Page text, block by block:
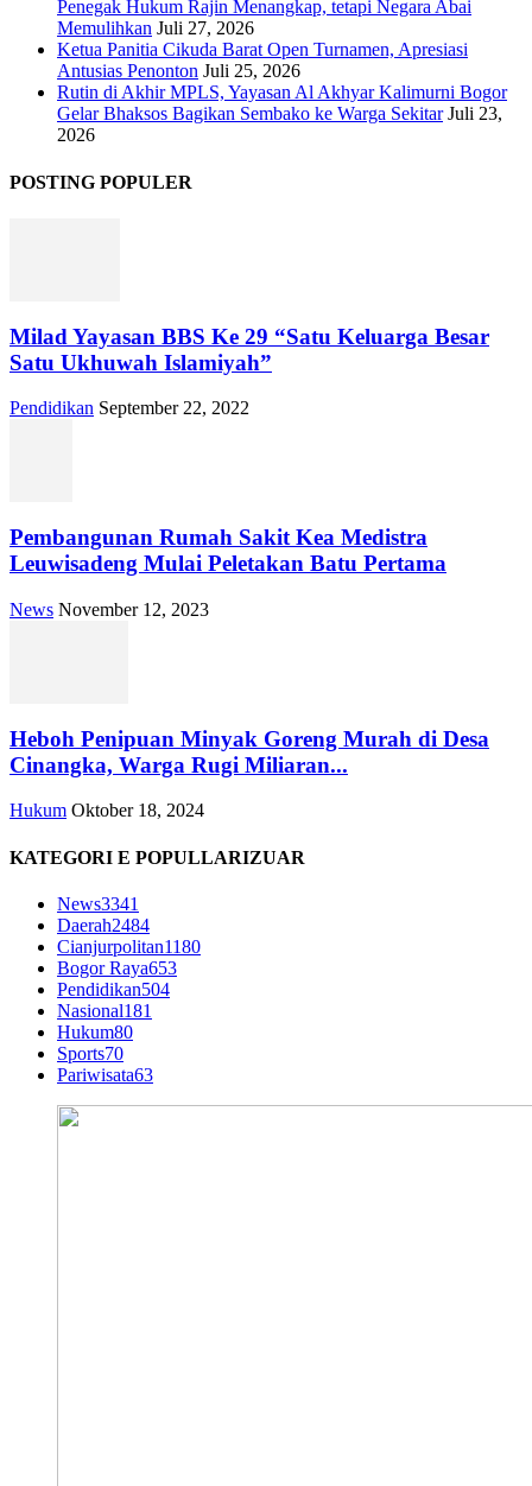
Penegak Hukum Rajin Menangkap, tetapi Negara Abai
Memulihkan Juli 27, 2026
Ketua Panitia Cikuda Barat Open Turnamen, Apresiasi
Antusias Penonton Juli 25, 2026
Rutin di Akhir MPLS, Yayasan Al Akhyar Kalimurni Bogor
Gelar Bhaksos Bagikan Sembako ke Warga Sekitar Juli 23,
2026
POSTING POPULER
Milad Yayasan BBS Ke 29 “Satu Keluarga Besar
Satu Ukhuwah Islamiyah”
Pendidikan September 22, 2022
Pembangunan Rumah Sakit Kea Medistra
Leuwisadeng Mulai Peletakan Batu Pertama
News November 12, 2023
Heboh Penipuan Minyak Goreng Murah di Desa
Cinangka, Warga Rugi Miliaran...
Hukum Oktober 18, 2024
KATEGORI E POPULLARIZUAR
News3341
Daerah2484
Cianjurpolitan1180
Bogor Raya653
Pendidikan504
Nasional181
Hukum80
Sports70
Pariwisata63